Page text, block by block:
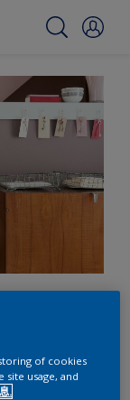
of cookies
usage, and
.